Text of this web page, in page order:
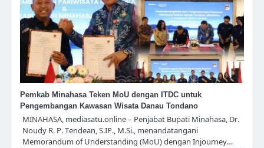
Pemkab Minahasa Teken MoU dengan ITDC untuk
Pengembangan Kawasan Wisata Danau Tondano
MINAHASA, mediasatu.online – Penjabat Bupati Minahasa, Dr.
Noudy R. P. Tendean, S.IP., M.Si., menandatangani
Memorandum of Understanding (MoU) dengan Injourney…